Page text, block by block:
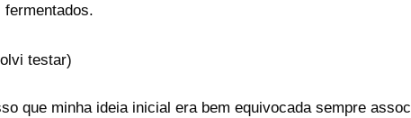
testar)
que minha ideia inicial era bem equivocada sempre